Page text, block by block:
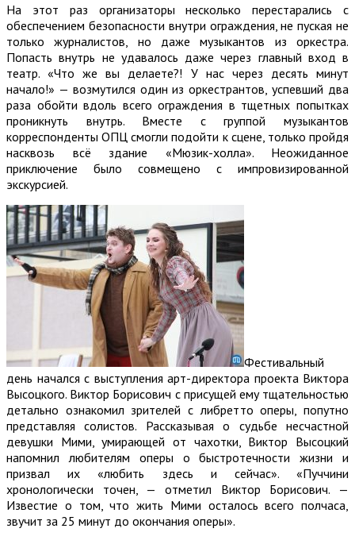
На этот раз организаторы несколько перестарались с
обеспечением безопасности внутри ограждения, не пуская не
только журналистов, но даже музыкантов из оркестра.
Попасть внутрь не удавалось даже через главный вход в
театр. «Что же вы делаете?! У нас через десять минут
начало!» — возмутился один из оркестрантов, успевший два
раза обойти вдоль всего ограждения в тщетных попытках
проникнуть внутрь. Вместе с группой музыкантов
корреспонденты ОПЦ смогли подойти к сцене, только пройдя
насквозь всё здание «Мюзик-холла». Неожиданное
приключение было совмещено с импровизированной
экскурсией.
Фестивальный
день начался с выступления арт-директора проекта Виктора
Высоцкого. Виктор Борисович с присущей ему тщательностью
детально ознакомил зрителей с либретто оперы, попутно
представляя солистов. Рассказывая о судьбе несчастной
девушки Мими, умирающей от чахотки, Виктор Высоцкий
напомнил любителям оперы о быстротечности жизни и
призвал их «любить здесь и сейчас». «Пуччини
хронологически точен, — отметил Виктор Борисович. —
Известие о том, что жить Мими осталось всего полчаса,
звучит за 25 минут до окончания оперы».